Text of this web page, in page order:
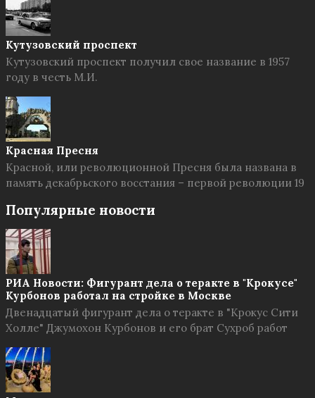
Кутузовский проспект
Кутузовский проспект получил свое название в 1957
году в честь М.И.
Красная Пресня
Красной, или революционной Пресня была названа в
память декабрьского восстания – первой революции 19
Популярные новости
РИА Новости: Фигурант дела о теракте в "Крокусе"
Курбонов работал на стройке в Москве
Двенадцатый фигурант дела о теракте в "Крокус Сити
Холле" Джумохон Курбонов и его брат Сухроб работ